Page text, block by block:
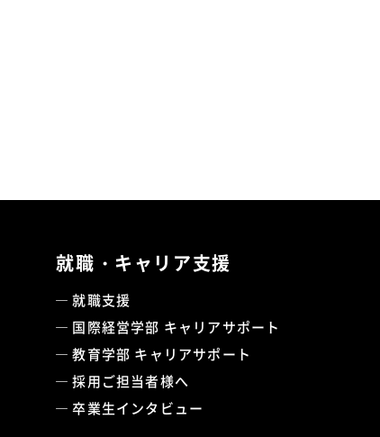
就職・キャリア支援
就職支援
国際経営学部 キャリアサポート
教育学部 キャリアサポート
採用ご担当者様へ
卒業生インタビュー